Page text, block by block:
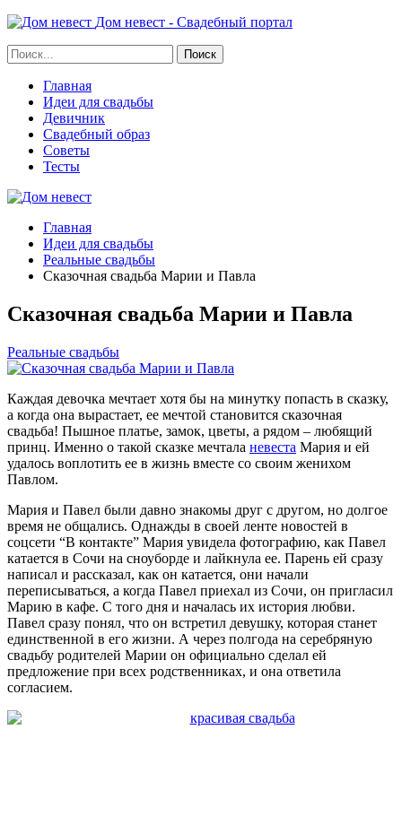
Дом невест - Свадебный портал
Главная
Идеи для свадьбы
Девичник
Свадебный образ
Советы
Тесты
Главная
Идеи для свадьбы
Реальные свадьбы
Сказочная свадьба Марии и Павла
Сказочная свадьба Марии и Павла
Реальные свадьбы
Каждая девочка мечтает хотя бы на минутку попасть в сказку,
а когда она вырастает, ее мечтой становится сказочная
свадьба! Пышное платье, замок, цветы, а рядом – любящий
принц. Именно о такой сказке мечтала невеста Мария и ей
удалось воплотить ее в жизнь вместе со своим женихом
Павлом.
Мария и Павел были давно знакомы друг с другом, но долгое
время не общались. Однажды в своей ленте новостей в
соцсети “В контакте” Мария увидела фотографию, как Павел
катается в Сочи на сноуборде и лайкнула ее. Парень ей сразу
написал и рассказал, как он катается, они начали
переписываться, а когда Павел приехал из Сочи, он пригласил
Марию в кафе. С того дня и началась их история любви.
Павел сразу понял, что он встретил девушку, которая станет
единственной в его жизни. А через полгода на серебряную
свадьбу родителей Марии он официально сделал ей
предложение при всех родственниках, и она ответила
согласием.